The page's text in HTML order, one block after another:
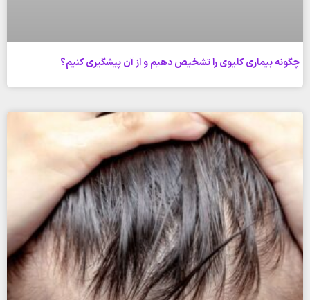
چگونه بیماری کلیوی را تشخیص دهیم و از آن پیشگیری کنیم؟